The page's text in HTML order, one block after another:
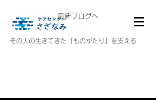
その人の生きてきた「ものがたり」を支える
最新ブログへ